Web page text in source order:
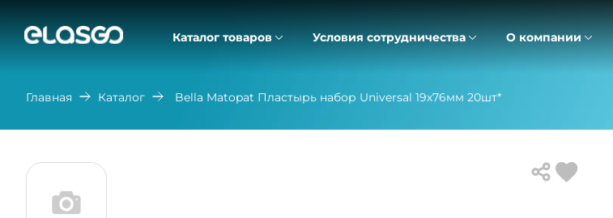
Каталог товаров Условия сотрудничества О компании
Главная Каталог Bella Matopat Пластырь набор Universal 19х76мм 20шт*